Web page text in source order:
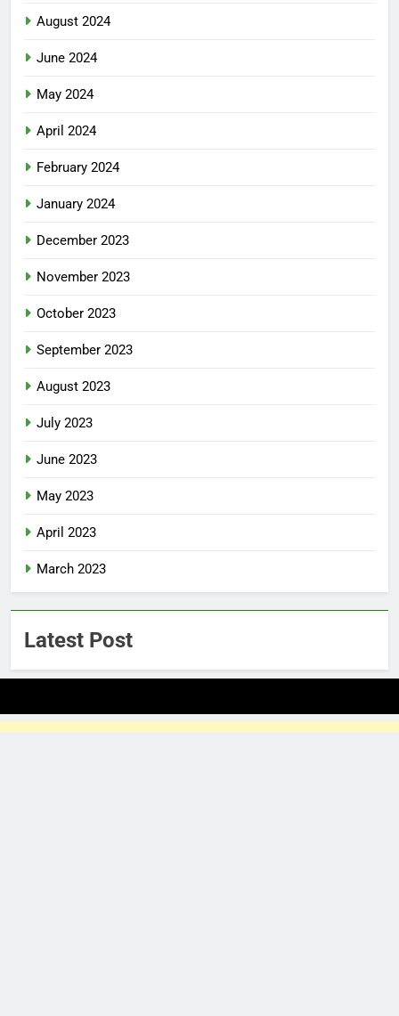
August 2024
June 2024
May 2024
April 2024
February 2024
January 2024
December 2023
November 2023
October 2023
September 2023
August 2023
July 2023
June 2023
May 2023
April 2023
March 2023
Latest Post